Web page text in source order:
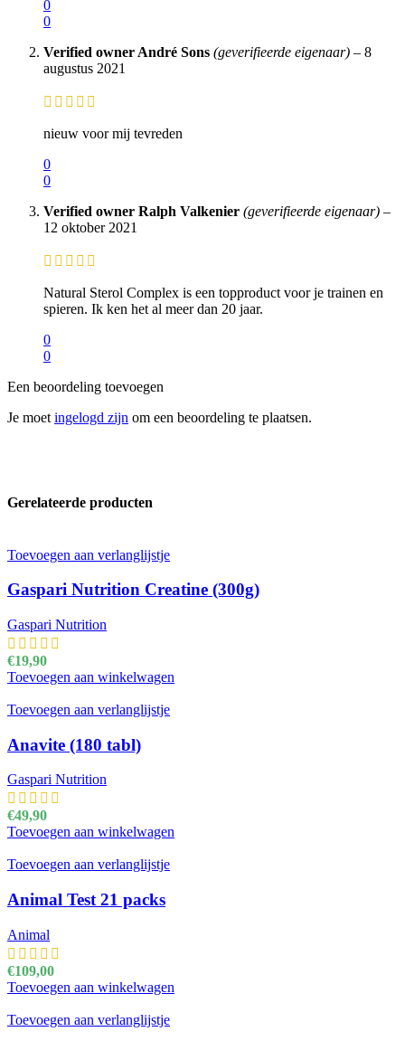
0
0
Verified owner André Sons (geverifieerde eigenaar) – 8
augustus 2021
nieuw voor mij tevreden
0
0
Verified owner Ralph Valkenier (geverifieerde eigenaar) –
12 oktober 2021
Natural Sterol Complex is een topproduct voor je trainen en
spieren. Ik ken het al meer dan 20 jaar.
0
0
Een beoordeling toevoegen
Je moet ingelogd zijn om een beoordeling te plaatsen.
Gerelateerde producten
Toevoegen aan verlanglijstje
Gaspari Nutrition Creatine (300g)
Gaspari Nutrition
€19,90
Toevoegen aan winkelwagen
Toevoegen aan verlanglijstje
Anavite (180 tabl)
Gaspari Nutrition
€49,90
Toevoegen aan winkelwagen
Toevoegen aan verlanglijstje
Animal Test 21 packs
Animal
€109,00
Toevoegen aan winkelwagen
Toevoegen aan verlanglijstje